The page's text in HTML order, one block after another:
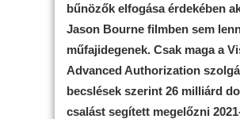
bűnözők elfogása érdekében
Jason Bourne filmben sem
műfajidegenek. Csak maga a
Advanced Authorization
becslések szerint 26 milliárd
csalást segített megelőzni